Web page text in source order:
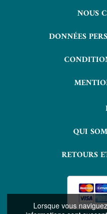
Lorsque vous
NOUS
DONNÉES
QUI
RETOURS